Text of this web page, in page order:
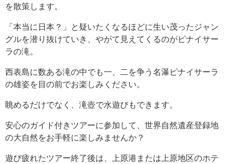
を散策します。
「本当に日本？」と疑いたくなるほどに生い茂ったジャン
グルを潜り抜けていき、やがて見えてくるのがピナイサー
ラの滝。
西表島に数ある滝の中でも一、二を争う名瀑ピナイサーラ
の雄姿を目の前でお楽しみください。
眺めるだけでなく、滝壺で水遊びもできます。
安心のガイド付きツアーに参加して、世界自然遺産登録地
の大自然をお手軽に楽しみませんか？
遊び疲れたツアー終了後は、上原港または上原地区のホテ